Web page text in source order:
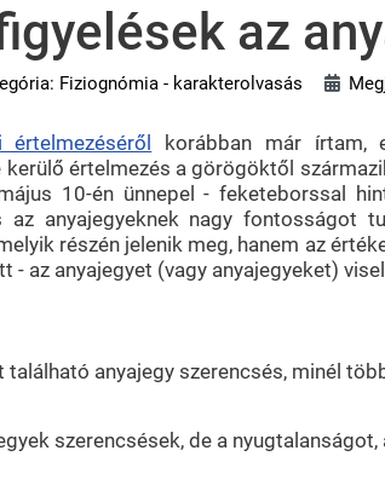
az
Fiziognómia - karakterolvasás
értelmezéséről korábban már írtam,
értelmezés a görögöktől
10-én ünnepel - feketeborssal
az anyajegyeknek nagy
részén jelenik meg, hanem az
- az anyajegyet (vagy anyajegyeket)
anyajegy szerencsés, minél
szerencsések, de a